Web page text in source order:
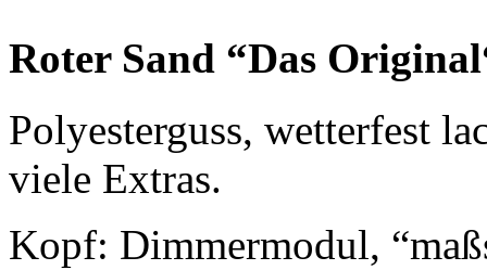
Roter Sand “Das
Polyesterguss, wetterfest
viele Extras.
Kopf: Dimmermodul,